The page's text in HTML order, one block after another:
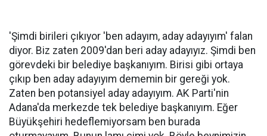
'Şimdi birileri çıkıyor 'ben adayım, aday adayıyım' falan
diyor. Biz zaten 2009'dan beri aday adayıyız. Şimdi ben
görevdeki bir belediye başkanıyım. Birisi gibi ortaya
çıkıp ben aday adayıyım dememin bir gereği yok.
Zaten ben potansiyel aday adayıyım. AK Parti'nin
Adana'da merkezde tek belediye başkanıyım. Eğer
Büyükşehiri hedeflemiyorsam ben burada